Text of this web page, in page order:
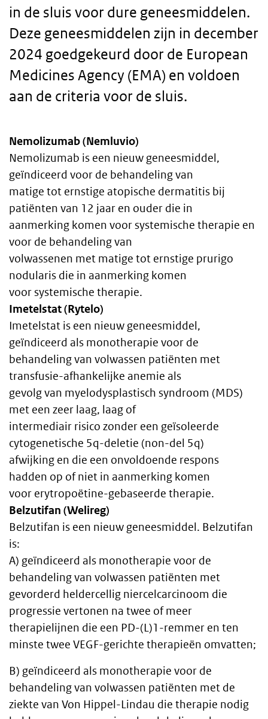
in de sluis voor dure geneesmiddelen.
Deze geneesmiddelen zijn in december
2024 goedgekeurd door de European
Medicines Agency (EMA) en voldoen
aan de criteria voor de sluis.
Body
text
Nemolizumab (Nemluvio)
Nemolizumab is een nieuw geneesmiddel,
geïndiceerd voor de behandeling van
matige tot ernstige atopische dermatitis bij
patiënten van 12 jaar en ouder die in
aanmerking komen voor systemische therapie en
voor de behandeling van
volwassenen met matige tot ernstige prurigo
nodularis die in aanmerking komen
voor systemische therapie.
Imetelstat (Rytelo)
Imetelstat is een nieuw geneesmiddel,
geïndiceerd als monotherapie voor de
behandeling van volwassen patiënten met
transfusie-afhankelijke anemie als
gevolg van myelodysplastisch syndroom (MDS)
met een zeer laag, laag of
intermediair risico zonder een geïsoleerde
cytogenetische 5q-deletie (non-del 5q)
afwijking en die een onvoldoende respons
hadden op of niet in aanmerking komen
voor erytropoëtine-gebaseerde therapie.
Belzutifan (Welireg)
Belzutifan is een nieuw geneesmiddel. Belzutifan
is:
A) geïndiceerd als monotherapie voor de
behandeling van volwassen patiënten met
gevorderd heldercellig niercelcarcinoom die
progressie vertonen na twee of meer
therapielijnen die een PD-(L)1-remmer en ten
minste twee VEGF-gerichte therapieën omvatten;
B) geïndiceerd als monotherapie voor de
behandeling van volwassen patiënten met de
ziekte van Von Hippel-Lindau die therapie nodig